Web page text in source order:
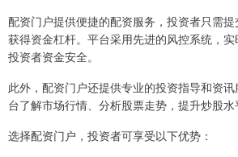
配资门户提供便捷的配资服务，投资者只需
获得资金杠杆。平台采用先进的风控系统，
投资者资金安全。
此外，配资门户还提供专业的投资指导和资
台了解市场行情、分析股票走势，提升炒股水
选择配资门户，投资者可享受以下优势：